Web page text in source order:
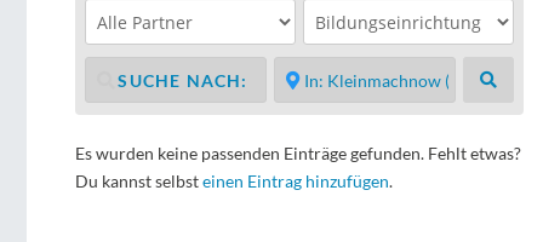
Es wurden keine passenden Einträge gefunden. Fehlt etwas?
Du kannst selbsteinen Eintrag hinzufügen.